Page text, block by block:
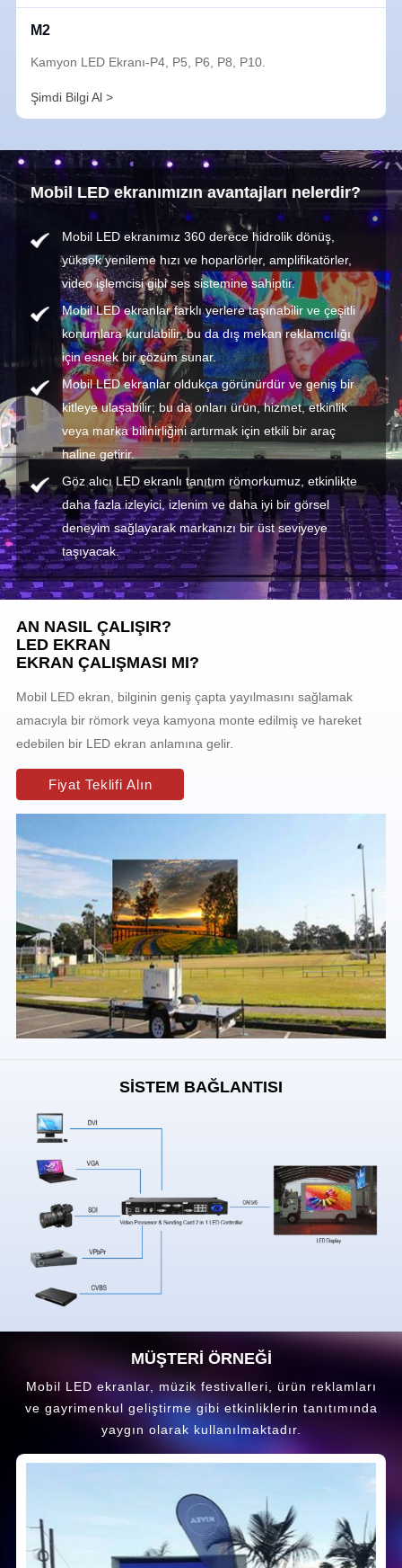
M2
Kamyon LED Ekranı-P4, P5, P6, P8, P10.
Şimdi Bilgi Al >
Mobil LED ekranımızın avantajları nelerdir?
Mobil LED ekranımız 360 derece hidrolik dönüş,
yüksek yenileme hızı ve hoparlörler, amplifikatörler,
video işlemcisi gibi ses sistemine sahiptir.
Mobil LED ekranlar farklı yerlere taşınabilir ve çeşitli
konumlara kurulabilir, bu da dış mekan reklamcılığı
için esnek bir çözüm sunar.
Mobil LED ekranlar oldukça görünürdür ve geniş bir
kitleye ulaşabilir; bu da onları ürün, hizmet, etkinlik
veya marka bilinirliğini artırmak için etkili bir araç
haline getirir.
Göz alıcı LED ekranlı tanıtım römorkumuz, etkinlikte
daha fazla izleyici, izlenim ve daha iyi bir görsel
deneyim sağlayarak markanızı bir üst seviyeye
taşıyacak.
AN NASIL ÇALIŞIR?
LED EKRAN
EKRAN ÇALIŞMASI MI?
Mobil LED ekran, bilginin geniş çapta yayılmasını sağlamak
amacıyla bir römork veya kamyona monte edilmiş ve hareket
edebilen bir LED ekran anlamına gelir.
Fiyat Teklifi Alın
SİSTEM BAĞLANTISI
MÜŞTERİ ÖRNEĞİ
Mobil LED ekranlar, müzik festivalleri, ürün reklamları
ve gayrimenkul geliştirme gibi etkinliklerin tanıtımında
yaygın olarak kullanılmaktadır.